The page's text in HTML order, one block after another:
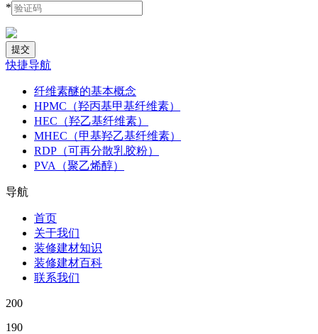
*
快捷导航
纤维素醚的基本概念
HPMC（羟丙基甲基纤维素）
HEC（羟乙基纤维素）
MHEC（甲基羟乙基纤维素）
RDP（可再分散乳胶粉）
PVA（聚乙烯醇）
导航
首页
关于我们
装修建材知识
装修建材百科
联系我们
200
190